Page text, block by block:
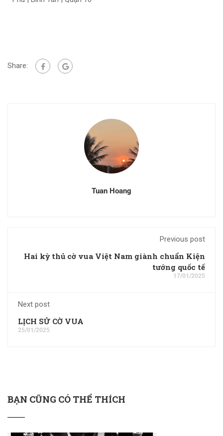
Share:
Tuan Hoang
Previous post
Hai kỳ thủ cờ vua Việt Nam giành chuẩn Kiện
tướng quốc tế
17/01/2025
Next post
LỊCH SỬ CỜ VUA
25/01/2025
BẠN CŨNG CÓ THỂ THÍCH